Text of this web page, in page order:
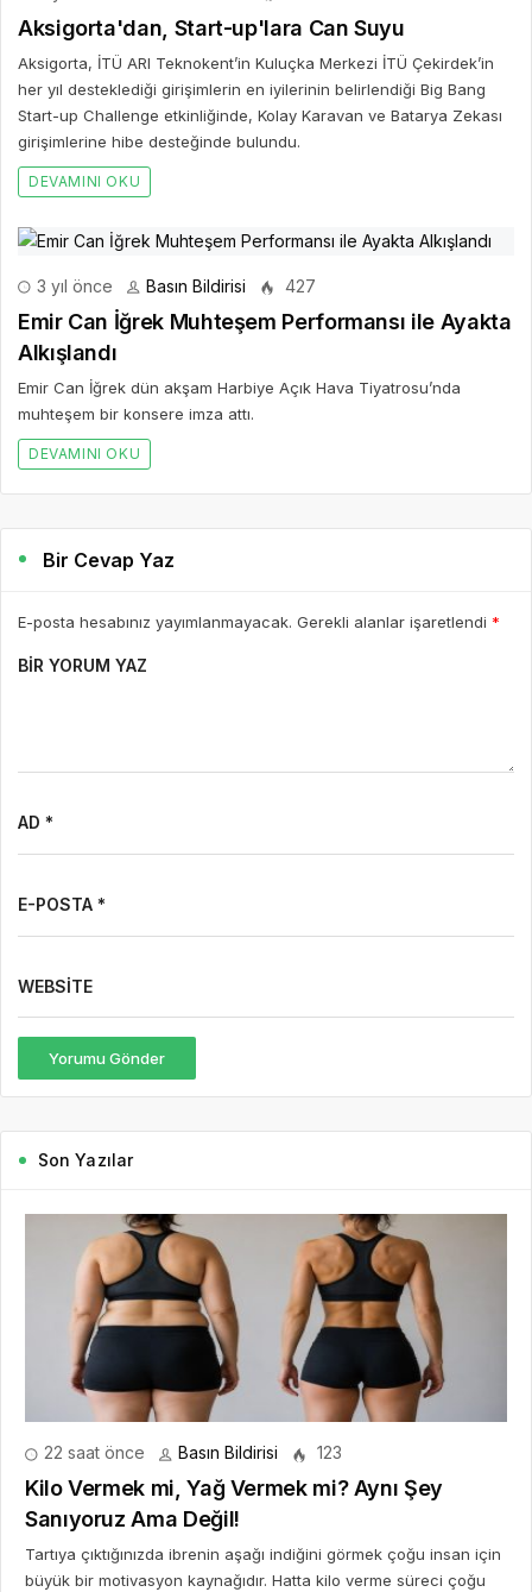
Aksigorta'dan, Start-up'lara Can Suyu
Aksigorta, İTÜ ARI Teknokent’in Kuluçka Merkezi İTÜ Çekirdek’in
her yıl desteklediği girişimlerin en iyilerinin belirlendiği Big Bang
Start-up Challenge etkinliğinde, Kolay Karavan ve Batarya Zekası
girişimlerine hibe desteğinde bulundu.
DEVAMINI OKU
3 yıl önce Basın Bildirisi 427
Emir Can İğrek Muhteşem Performansı ile Ayakta
Alkışlandı
Emir Can İğrek dün akşam Harbiye Açık Hava Tiyatrosu’nda
muhteşem bir konsere imza attı.
DEVAMINI OKU
Bir Cevap Yaz
E-posta hesabınız yayımlanmayacak. Gerekli alanlar işaretlendi *
BIR YORUM YAZ
AD *
E-POSTA *
WEBSITE
Yorumu Gönder
Son Yazılar
22 saat önce Basın Bildirisi 123
Kilo Vermek mi, Yağ Vermek mi? Aynı Şey
Sanıyoruz Ama Değil!
Tartıya çıktığınızda ibrenin aşağı indiğini görmek çoğu insan için
büyük bir motivasyon kaynağıdır. Hatta kilo verme süreci çoğu